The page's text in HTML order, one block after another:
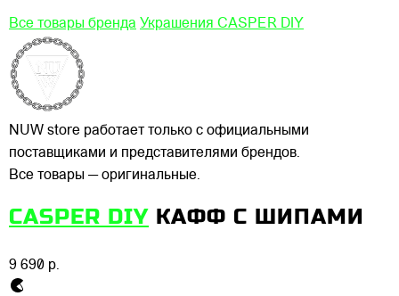
Все товары бренда Украшения CASPER DIY
NUW store работает только с официальными
поставщиками и представителями брендов.
Все товары — оригинальные.
CASPER DIY КАФФ С ШИПАМИ
9 690 р.